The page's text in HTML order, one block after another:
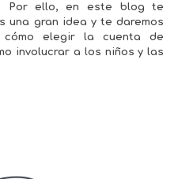
Por ello, en este blog te
una gran idea y te daremos
cómo elegir la cuenta de
involucrar a los niños y las